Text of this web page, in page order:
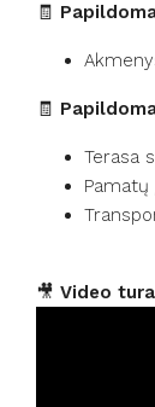
🧾
🧾
Terasa
Pamatų
🎥 Video